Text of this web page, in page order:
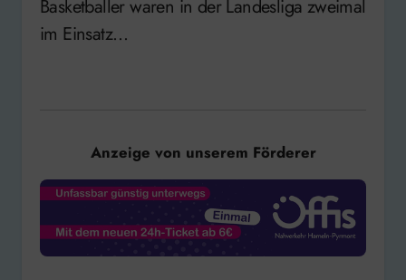
Basketballer waren in der Landesliga zweimal
im Einsatz…
Anzeige von unserem Förderer